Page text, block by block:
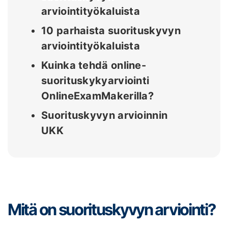
arviointityökaluista
10 parhaista suorituskyvyn
arviointityökaluista
Kuinka tehdä online-
suorituskykyarviointi
OnlineExamMakerilla?
Suorituskyvyn arvioinnin
UKK
Mitä on suorituskyvyn arviointi?